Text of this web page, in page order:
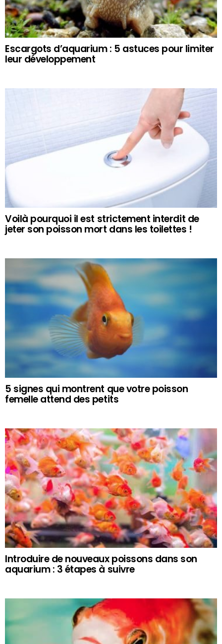
Escargots d’aquarium : 5 astuces pour limiter
leur développement
Voilà pourquoi il est strictement interdit de
jeter son poisson mort dans les toilettes !
5 signes qui montrent que votre poisson
femelle attend des petits
Introduire de nouveaux poissons dans son
aquarium : 3 étapes à suivre